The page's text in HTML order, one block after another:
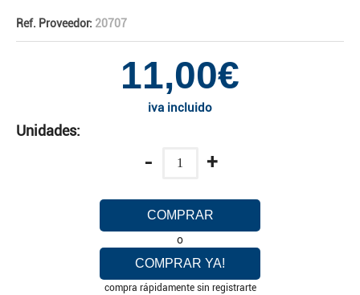
Ref. Proveedor: 20707
11,00€
iva incluido
Unidades:
- +
COMPRAR
o
COMPRAR YA!
compra rápidamente sin registrarte